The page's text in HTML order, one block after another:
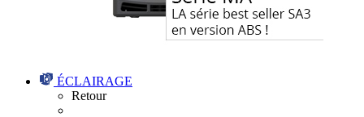
ÉCLAIRAGE
Retour